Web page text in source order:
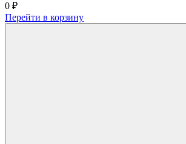
0 ₽
Перейти в корзину